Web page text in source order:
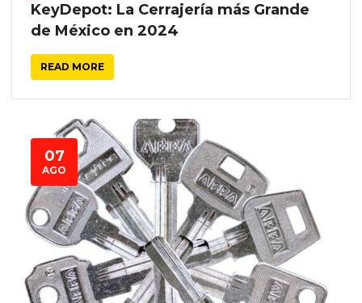
KeyDepot: La Cerrajería más Grande
de México en 2024
READ MORE
07
AGO